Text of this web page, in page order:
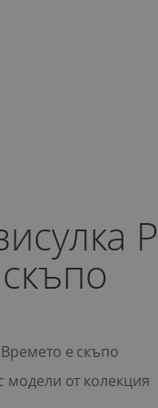
е скъпо
модели от колекция